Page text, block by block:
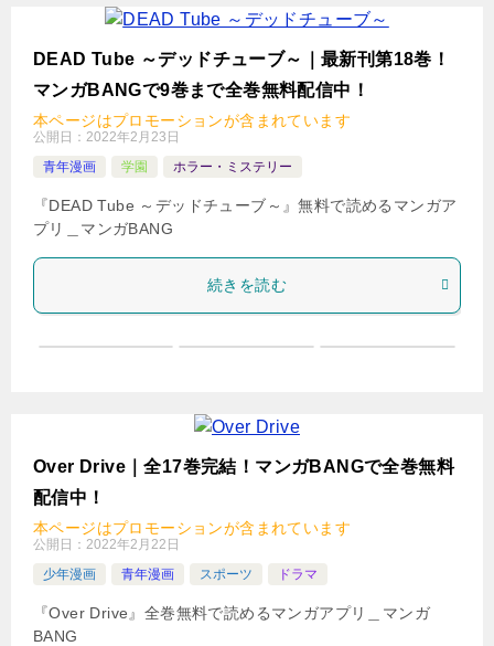
DEAD Tube ～デッドチューブ～｜最新刊第18巻！
マンガBANGで9巻まで全巻無料配信中！
本ページはプロモーションが含まれています
公開日： 2022年2月23日
青年漫画
学園 ホラー・ミステリー
『DEAD Tube ～デッドチューブ～』無料で読めるマンガア
プリ＿マンガBANG
続きを読む
Over Drive｜全17巻完結！マンガBANGで全巻無料
配信中！
本ページはプロモーションが含まれています
公開日： 2022年2月22日
少年漫画
青年漫画 スポーツ ドラマ
『Over Drive』全巻無料で読めるマンガアプリ＿マンガ
BANG